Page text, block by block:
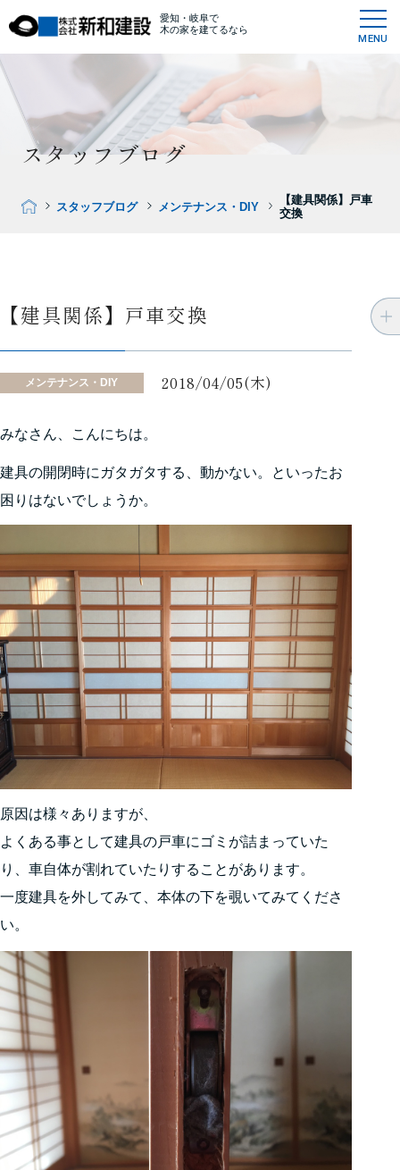
愛知・岐阜で
木の家を建てるなら
MENU
スタッフブログ
スタッフブログ メンテナンス・DIY
【建具関係】戸車
交換
【建具関係】戸車交換
メンテナンス・DIY 2018/04/05(木)
みなさん、こんにちは。
建具の開閉時にガタガタする、動かない。といったお
困りはないでしょうか。
原因は様々ありますが、
よくある事として建具の戸車にゴミが詰まっていた
り、車自体が割れていたりすることがあります。
一度建具を外してみて、本体の下を覗いてみてくださ
い。